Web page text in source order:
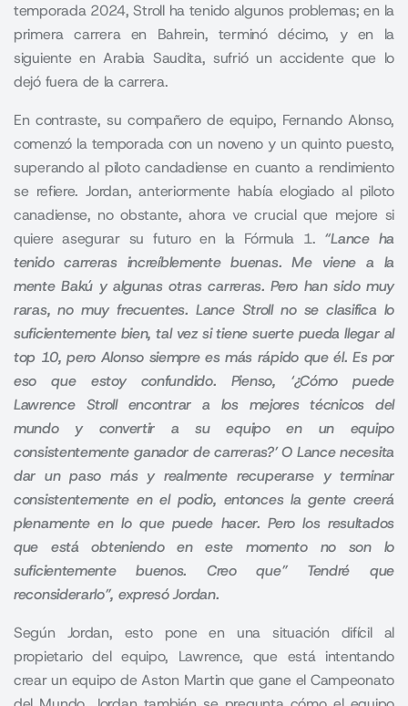
temporada 2024, Stroll ha tenido algunos problemas; en la
primera carrera en Bahrein, terminó décimo, y en la
siguiente en Arabia Saudita, sufrió un accidente que lo
dejó fuera de la carrera.
En contraste, su compañero de equipo, Fernando Alonso,
comenzó la temporada con un noveno y un quinto puesto,
superando al piloto candadiense en cuanto a rendimiento
se refiere. Jordan, anteriormente había elogiado al piloto
canadiense, no obstante, ahora ve crucial que mejore si
quiere asegurar su futuro en la Fórmula 1. “Lance ha
tenido carreras increíblemente buenas. Me viene a la
mente Bakú y algunas otras carreras. Pero han sido muy
raras, no muy frecuentes. Lance Stroll no se clasifica lo
suficientemente bien, tal vez si tiene suerte pueda llegar al
top 10, pero Alonso siempre es más rápido que él. Es por
eso que estoy confundido. Pienso, ‘¿Cómo puede
Lawrence Stroll encontrar a los mejores técnicos del
mundo y convertir a su equipo en un equipo
consistentemente ganador de carreras?’ O Lance necesita
dar un paso más y realmente recuperarse y terminar
consistentemente en el podio, entonces la gente creerá
plenamente en lo que puede hacer. Pero los resultados
que está obteniendo en este momento no son lo
suficientemente buenos. Creo que” Tendré que
reconsiderarlo”, expresó Jordan.
Según Jordan, esto pone en una situación difícil al
propietario del equipo, Lawrence, que está intentando
crear un equipo de Aston Martin que gane el Campeonato